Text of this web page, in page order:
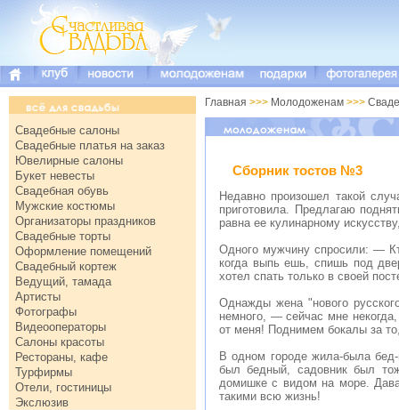
Свадебные салоны
Свадебные платья на заказ
Ювелирные салоны
Букет невесты
Свадебная обувь
Мужские костюмы
Организаторы праздников
Свадебные торты
Оформление помещений
Свадебный кортеж
Ведущий, тамада
Артисты
Фотографы
Видеооператоры
Салоны красоты
Рестораны, кафе
Турфирмы
Отели, гостиницы
Экслюзив
Главная >>> Молодоженам >>>
Сборник тостов №3
Недавно произошел такой
приготовила. Предлагаю
равна ее кулинарному
Одного мужчину спросили: —
когда выпь ешь, спишь под
хотел спать только в своей
Однажды жена "нового
немного, — сейчас мне
от меня! Поднимем бокалы за
В одном городе жила-была
был бедный, садовник был
домишке с видом на море.
такими всю жизнь!